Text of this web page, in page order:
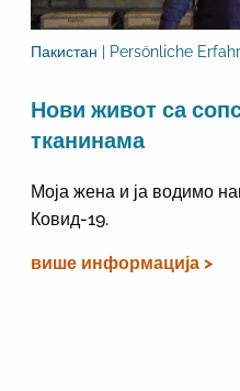
Пакистан | Persönliche
Нови живот са
тканинама
Моја жена и ја водимо
Ковид-19.
више информација >